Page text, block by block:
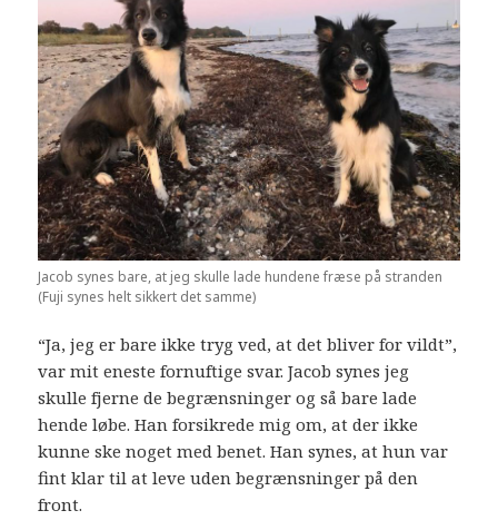
Jacob synes bare, at jeg skulle lade hundene fræse på stranden
(Fuji synes helt sikkert det samme)
“Ja, jeg er bare ikke tryg ved, at det bliver for vildt”,
var mit eneste fornuftige svar. Jacob synes jeg
skulle fjerne de begrænsninger og så bare lade
hende løbe. Han forsikrede mig om, at der ikke
kunne ske noget med benet. Han synes, at hun var
fint klar til at leve uden begrænsninger på den
front.